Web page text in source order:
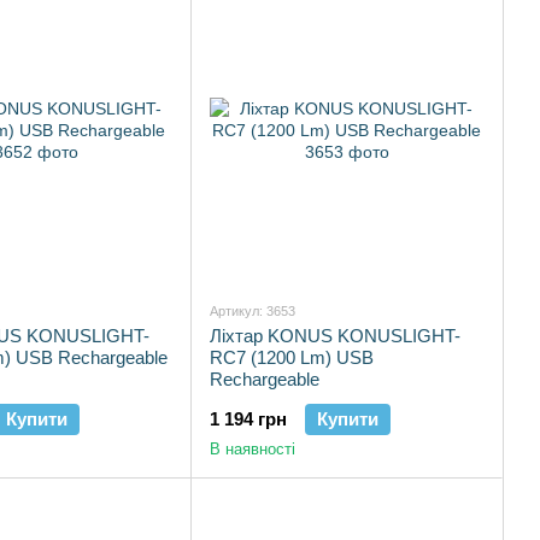
ціни та якості на ринку.
🔭
KONUSLIGHT-
USB Rechargeable
Купити
Артикул: 3653
Ліхтар KONUS KONUSLIGHT-
RC7 (1200 Lm) USB
Rechargeable
1 194 грн
Купити
В наявності